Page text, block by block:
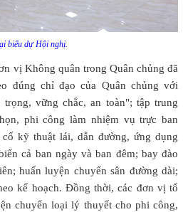
biểu dự Hội nghị.
vị Không quân trong Quân chủng đã
đúng chỉ đạo của Quân chủng với
vững chắc, an toàn"; tập trung
phi công làm nhiệm vụ trực ban
kỹ thuật lái, dẫn đường, ứng dụng
cả ban ngày và ban đêm; bay đào
huấn luyện chuyển sân đường dài;
kế hoạch. Đồng thời, các đơn vị tổ
chuyển loại lý thuyết cho phi công,